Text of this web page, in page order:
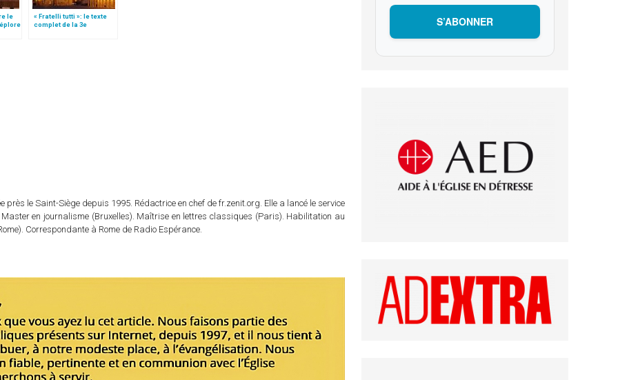
le
« Fratelli tutti »: le texte
complet de la 3e
le Saint-Siège depuis 1995. Rédactrice en chef de fr.zenit.org. Elle a lancé le service
en journalisme (Bruxelles). Maîtrise en lettres classiques (Paris). Habilitation au
Correspondante à Rome de Radio Espérance.
S’ABONNER